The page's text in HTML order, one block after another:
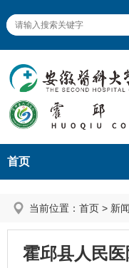
首页
当前位置： 首页 > 新
霍邱县人民